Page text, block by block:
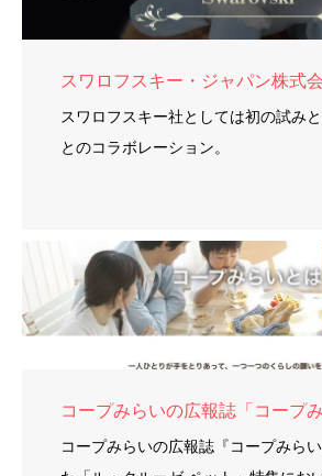
スワロフスキー・ジャパン株式
スワロフスキー社としては初の試み
とのコラボレーション。
コープみらいの広報誌「コープ
コープみらいの広報誌『コープみら